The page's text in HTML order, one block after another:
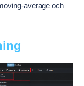
average och